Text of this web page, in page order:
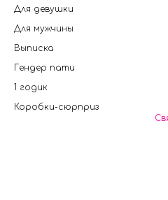
Для девушки
Для мужчины
Выписка
Гендер пати
1 годик
Коробки-сюрприз